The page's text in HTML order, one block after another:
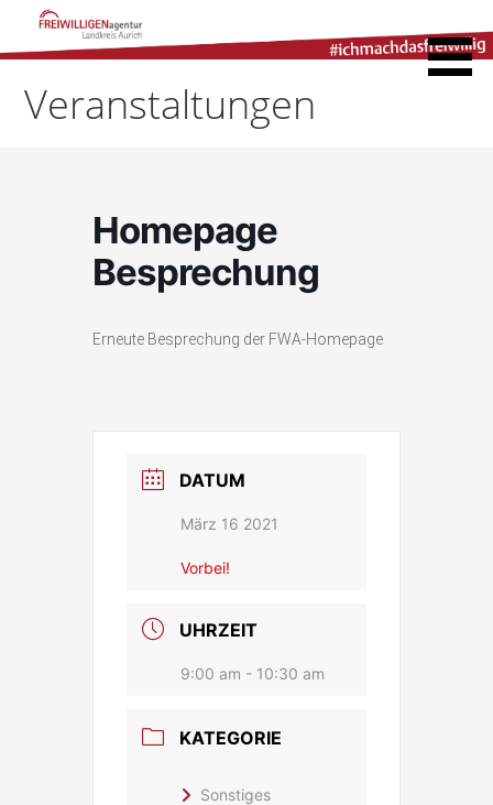
Freiwilligenagentur
Landkreis Aurich
Veranstaltungen
Homepage
Besprechung
Erneute Besprechung der FWA-Homepage
DATUM
März 16 2021
Vorbei!
UHRZEIT
9:00 am - 10:30 am
KATEGORIE
Sonstiges